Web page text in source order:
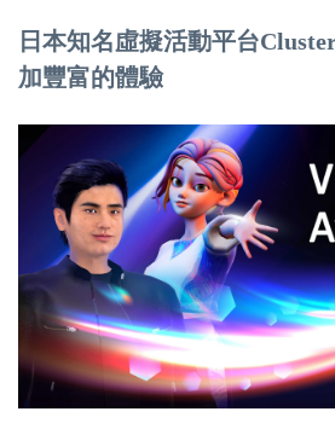
日本知名虛擬活動平台
加豐富的體驗